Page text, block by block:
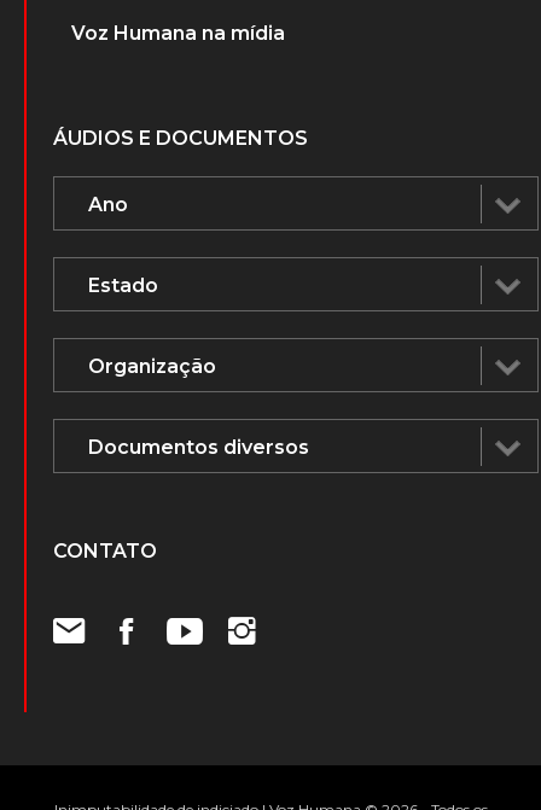
Voz Humana na mídia
ÁUDIOS E DOCUMENTOS
CONTATO